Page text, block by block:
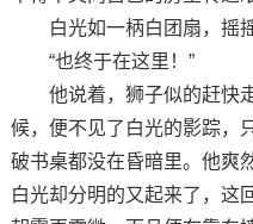
白光如一柄白团扇，摇摇
“也终于在这里！”
他说着，狮子似的赶快走
候，便不见了白光的影踪，
破书桌都没在昏暗里。他爽
白光却分明的又起来了，这